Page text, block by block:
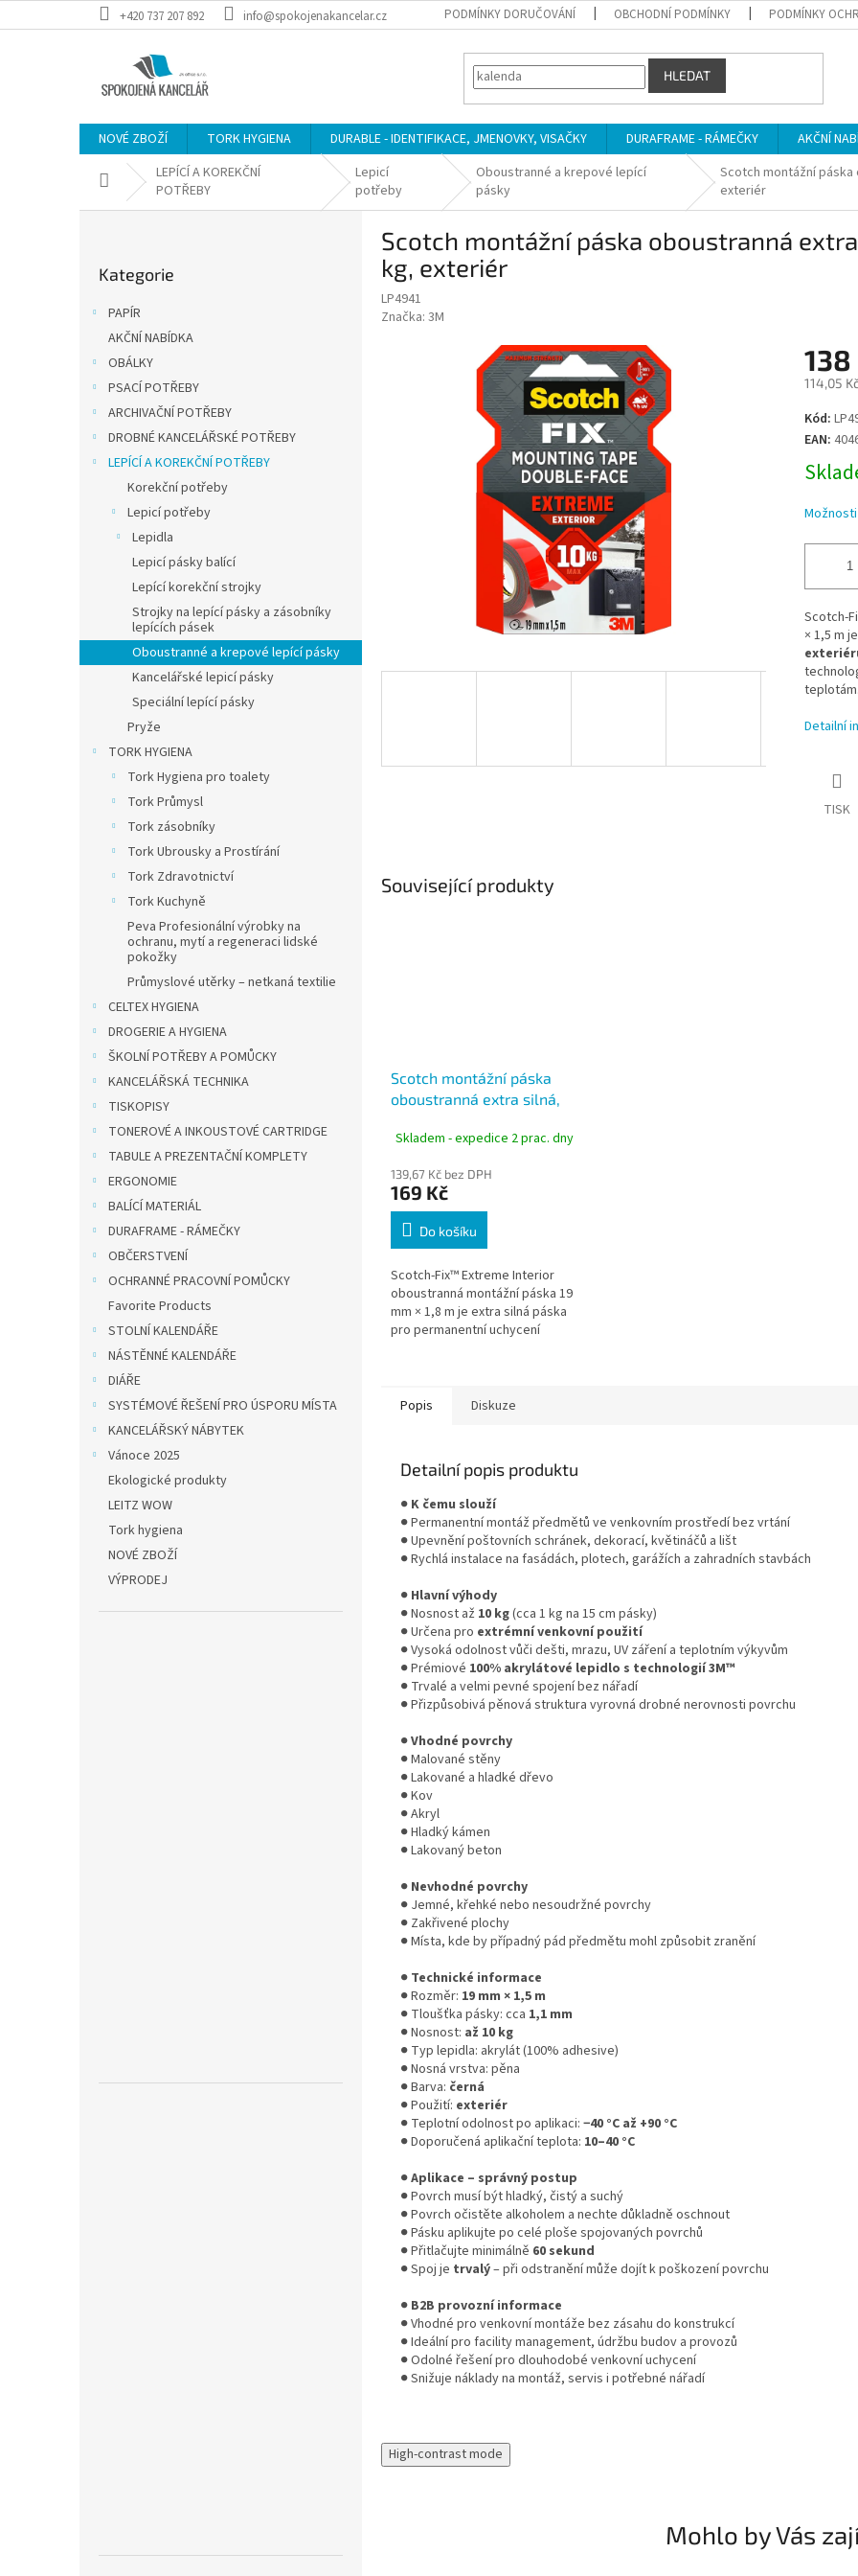
na
+420 737 207 892 info@spokojenakancelar.cz PODMÍNKY DORUČOVÁNÍ OBCHODNÍ PODMÍNKY PODMÍNKY
HLEDAT
NOVÉ ZBOŽÍ TORK HYGIENA DURABLE - IDENTIFIKACE, JMENOVKY, VISAČKY DURAFRAME - RÁMEČKY AKČNÍ
Domů LEPÍCÍ A KOREKČNÍ
POTŘEBY
Lepicí
potřeby
Oboustranné a krepové lepící
pásky
Scotch montážní páska
exteriér
kategorie
Kategorie
PAPÍR
AKČNÍ NABÍDKA
OBÁLKY
PSACÍ POTŘEBY
ARCHIVAČNÍ POTŘEBY
DROBNÉ KANCELÁŘSKÉ POTŘEBY
LEPÍCÍ A KOREKČNÍ POTŘEBY
Korekční potřeby
Lepicí potřeby
Lepidla
Lepicí pásky balící
Lepící korekční strojky
Strojky na lepící pásky a zásobníky
lepících pásek
Oboustranné a krepové lepící pásky
Kancelářské lepicí pásky
Speciální lepící pásky
Pryže
TORK HYGIENA
Tork Hygiena pro toalety
Tork Průmysl
Tork zásobníky
Tork Ubrousky a Prostírání
Tork Zdravotnictví
Tork Kuchyně
Peva Profesionální výrobky na
ochranu, mytí a regeneraci lidské
pokožky
Průmyslové utěrky – netkaná textilie
CELTEX HYGIENA
DROGERIE A HYGIENA
ŠKOLNÍ POTŘEBY A POMŮCKY
KANCELÁŘSKÁ TECHNIKA
TISKOPISY
TONEROVÉ A INKOUSTOVÉ CARTRIDGE
TABULE A PREZENTAČNÍ KOMPLETY
ERGONOMIE
BALÍCÍ MATERIÁL
DURAFRAME - RÁMEČKY
OBČERSTVENÍ
OCHRANNÉ PRACOVNÍ POMŮCKY
Favorite Products
STOLNÍ KALENDÁŘE
NÁSTĚNNÉ KALENDÁŘE
DIÁŘE
SYSTÉMOVÉ ŘEŠENÍ PRO ÚSPORU MÍSTA
KANCELÁŘSKÝ NÁBYTEK
Vánoce 2025
Ekologické produkty
LEITZ WOW
Tork hygiena
NOVÉ ZBOŽÍ
VÝPRODEJ
Scotch montážní páska oboustranná
kg, exteriér
LP4941
Značka: 3M
138
114,05
Měrná
cena:
Kód:
EAN:
Scotch-
× 1,5 m
Detailní
TISK
Související produkty
Scotch montážní páska
oboustranná extra silná,
interiér
Skladem - expedice 2 prac. dny
139,67 Kč bez DPH
169 Kč
Do košíku
Scotch-Fix™ Extreme Interior
oboustranná montážní páska 19
mm × 1,8 m je extra silná páska
pro permanentní uchycení
Popis Diskuze
Detailní popis produktu
● K čemu slouží
● Permanentní montáž předmětů ve venkovním prostředí bez vrtání
● Upevnění poštovních schránek, dekorací, květináčů a lišt
● Rychlá instalace na fasádách, plotech, garážích a zahradních stavbách
● Hlavní výhody
● Nosnost až 10 kg(cca 1 kg na 15 cm pásky)
● Určena pro extrémní venkovní použití
● Vysoká odolnost vůči dešti, mrazu, UV záření a teplotním výkyvům
● Prémiové 100% akrylátové lepidlo s technologií 3M™
● Trvalé a velmi pevné spojení bez nářadí
● Přizpůsobivá pěnová struktura vyrovná drobné nerovnosti povrchu
●Vhodné povrchy
● Malované stěny
● Lakované a hladké dřevo
● Kov
● Akryl
● Hladký kámen
● Lakovaný beton
● Nevhodné povrchy
● Jemné, křehké nebo nesoudržné povrchy
● Zakřivené plochy
● Místa, kde by případný pád předmětu mohl způsobit zranění
● Technické informace
● Rozměr: 19 mm × 1,5 m
● Tloušťka pásky: cca 1,1 mm
● Nosnost: až 10 kg
● Typ lepidla: akrylát (100% adhesive)
● Nosná vrstva: pěna
● Barva: černá
● Použití: exteriér
● Teplotní odolnost po aplikaci: −40 °C až +90 °C
● Doporučená aplikační teplota: 10–40 °C
●Aplikace – správný postup
● Povrch musí být hladký, čistý a suchý
● Povrch očistěte alkoholem a nechte důkladně oschnout
● Pásku aplikujte po celé ploše spojovaných povrchů
● Přitlačujte minimálně 60 sekund
● Spoj je trvalý– při odstranění může dojít k poškození povrchu
● B2B provozní informace
● Vhodné pro venkovní montáže bez zásahu do konstrukcí
● Ideální pro facility management, údržbu budov a provozů
● Odolné řešení pro dlouhodobé venkovní uchycení
● Snižuje náklady na montáž, servis i potřebné nářadí
High-contrast mode
Mohlo by Vás